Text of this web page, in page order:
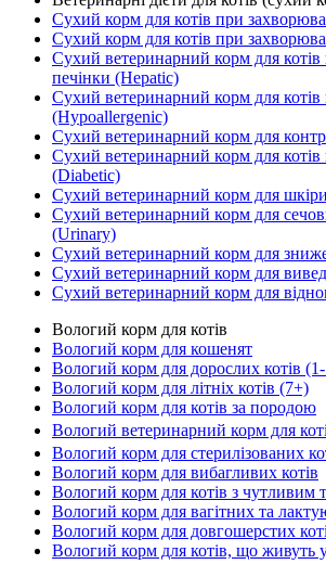
Сухий корм для котів при
Сухий корм для котів при
Сухий ветеринарний корм для
печінки (Hepatic)
Сухий ветеринарний корм для котів
(Hypoallergenic)
Сухий ветеринарний корм для
Сухий ветеринарний корм для котів
(Diabetic)
Сухий ветеринарний корм для шкіри
Сухий ветеринарний корм для
(Urinary)
Сухий ветеринарний корм для
Сухий ветеринарний корм для
Сухий ветеринарний корм для
Вологий корм для котів
Вологий корм для кошенят
Вологий корм для дорослих котів (1-
Вологий корм для літніх котів (7+)
Вологий корм для котів за породою
Вологий ветеринарний корм для
Вологий корм для стерилізованих
Вологий корм для вибагливих котів
Вологий корм для котів з чутливим
Вологий корм для вагітних та
Вологий корм для довгошерстих
Вологий корм для котів, що живуть